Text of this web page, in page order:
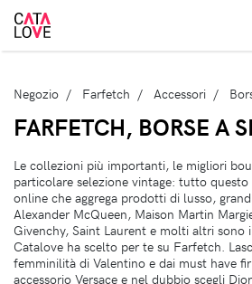
Negozio Farfetch Accessori
FARFETCH, BORSE A
Le collezioni più importanti, le migliori
particolare selezione vintage: tutto
online che aggrega prodotti di lusso,
Alexander McQueen, Maison Martin
Givenchy, Saint Laurent e molti altri sono
Catalove ha scelto per te su Farfetch.
femminilità di Valentino e dai must have
accessorio Versace e nel dubbio scegli